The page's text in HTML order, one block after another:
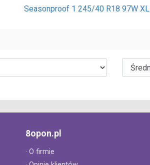
Seasonproof 1 245/40 R18 97W XL
8opon.pl
· O firmie